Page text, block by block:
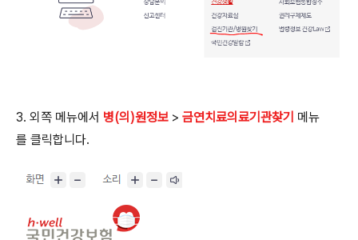
3. 외쪽 메뉴에서 병(의)원정보 > 금연치료의료기관찾기 메뉴
를 클릭합니다.